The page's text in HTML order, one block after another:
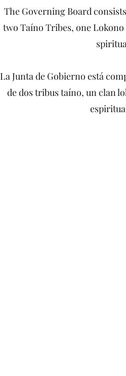
The Governing Board
two Taíno Tribes, one
La Junta de Gobierno está
de dos tribus taíno, un clan